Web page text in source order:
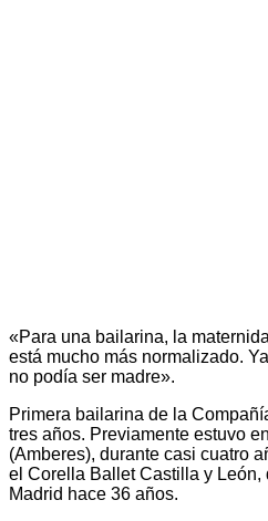
«Para una bailarina, la
está mucho más normalizado.
no podía ser madre».
Primera bailarina de la
tres años. Previamente estuvo
(Amberes), durante casi cuatro
el Corella Ballet Castilla y
Madrid hace 36 años.